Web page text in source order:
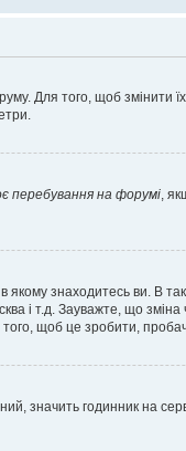
Для того, щоб змінити
перебування на форумі ,
знаходитесь ви. В
і т.д. Зауважте, що
щоб це зробити,
значить годинник на